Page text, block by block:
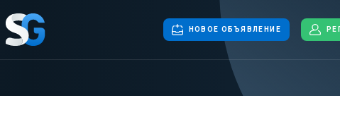
НОВОЕ ОБЪЯВЛЕНИЕ